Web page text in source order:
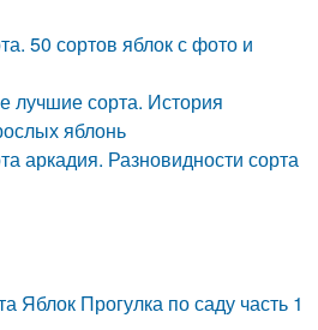
50 сортов яблок с фото и
лучшие сорта. История
яблонь
аркадия. Разновидности сорта
Яблок Прогулка по саду часть 1